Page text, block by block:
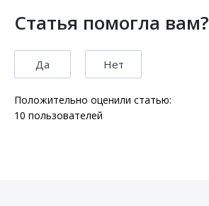
Статья помогла вам?
Да Нет
Положительно оценили статью:
10 пользователей